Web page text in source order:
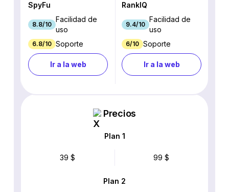
SpyFu
8.8/10
Facilidad de
uso
6.8/10 Soporte
Ir a la web
RankIQ
9.4/10
Facilidad de
uso
6/10 Soporte
Ir a la web
Precios
Plan 1
39 $ 99 $
Plan 2